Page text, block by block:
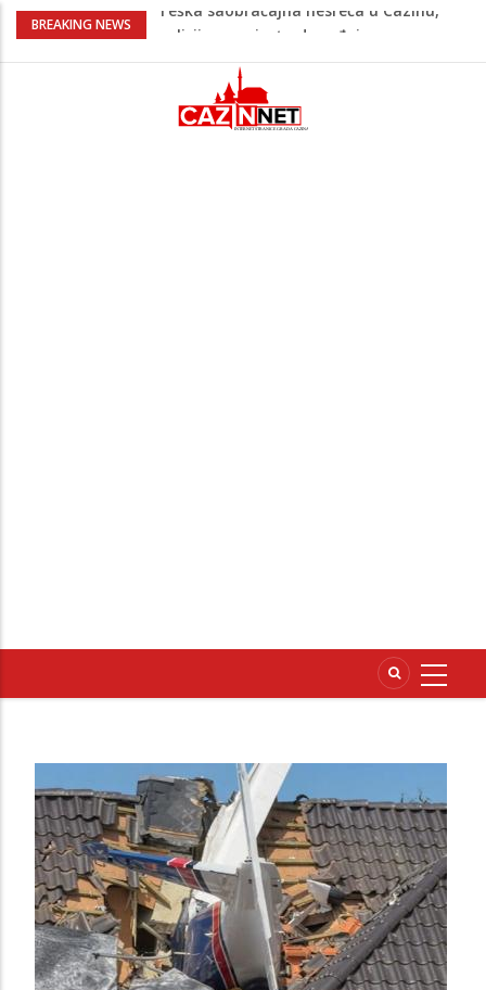
BREAKING NEWS
Ovo je 24-godišnji mladić koji je izgubio
Na Ahiret preselio LJUBIJANKIĆ (Hasan)
Na Ahiret preselio HALILOVIĆ (Smajil)